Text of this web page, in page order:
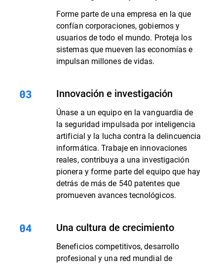
Forme parte de una empresa en la que
confían corporaciones, gobiernos y
usuarios de todo el mundo. Proteja los
sistemas que mueven las economías e
impulsan millones de vidas.
Innovación e investigación
Únase a un equipo en la vanguardia de
la seguridad impulsada por inteligencia
artificial y la lucha contra la delincuencia
informática. Trabaje en innovaciones
reales, contribuya a una investigación
pionera y forme parte del equipo que hay
detrás de más de 540 patentes que
promueven avances tecnológicos.
Una cultura de crecimiento
Beneficios competitivos, desarrollo
profesional y una red mundial de